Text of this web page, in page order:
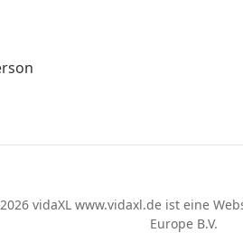
vidaXL www.vidaxl.de ist eine
Europe B.V.